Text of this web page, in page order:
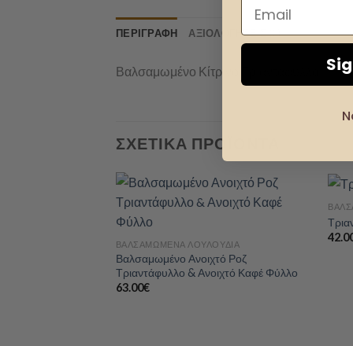
ΠΕΡΙΓΡΑΦΉ ΑΞΙΟΛΟΓΉΣΕΙΣ (0)
Βαλσαμωμένο Κίτρινο Τριαντάφυλλο.
ΣΧΕΤΙΚΆ ΠΡΟΪΌΝΤΑ
+
ΒΑΛΣΑΜΩΜΈΝΑ ΛΟΥΛΟΎΔΙΑ
Βαλσαμωμένο Ανοιχτό Ροζ
Τριαντάφυλλο & Ανοιχτό Καφέ Φύλλο
63.00€
+